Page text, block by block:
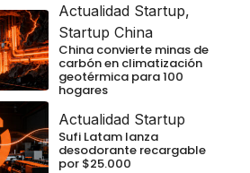
Actualidad Startup,
Startup China
China convierte minas de
carbón en climatización
geotérmica para 100
hogares
Actualidad Startup
Sufi Latam lanza
desodorante recargable
por $25.000